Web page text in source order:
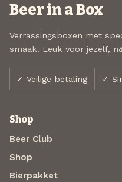
Beer in a Box
Verrassingsboxen met
smaak. Leuk voor jezelf,
✓ Veilige betaling ✓
Shop
Beer Club
Shop
Bierpakket